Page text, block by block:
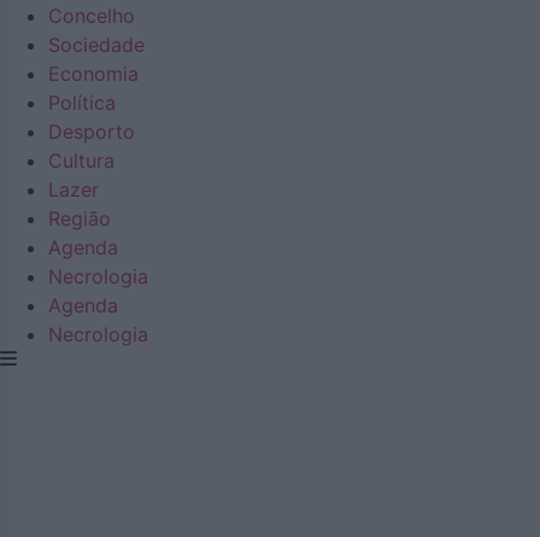
Concelho
Sociedade
Economia
Política
Desporto
Cultura
Lazer
Região
Agenda
Necrologia
Agenda
Necrologia